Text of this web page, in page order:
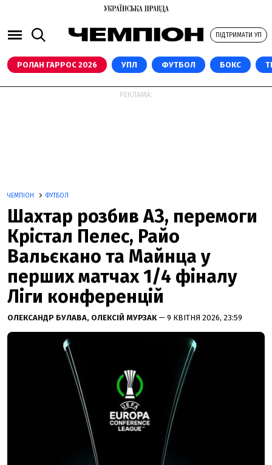
ПІДТРИМАТИ УП
РОЛАН ГАРРОС 2026 УПЛ ФУТБОЛ БОКС
РЕКЛАМА:
ЧЕМПІОН ФУТБОЛ
Шахтар розбив АЗ, перемоги
Крістал Пелес, Райо
Вальєкано та Майнца у
перших матчах 1/4 фіналу
Ліги конференцій
ОЛЕКСАНДР БУЛАВА, ОЛЕКСІЙ МУРЗАК — 9 КВІТНЯ 2026, 23:59